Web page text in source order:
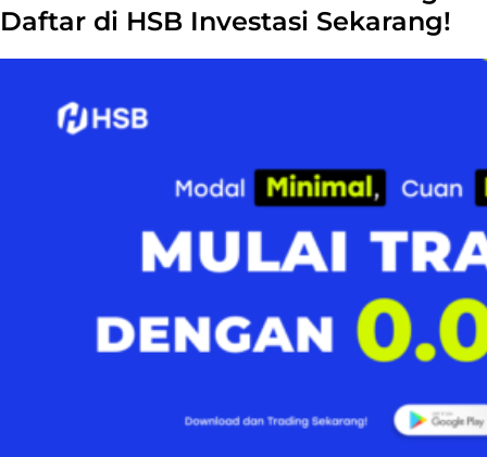
Daftar di HSB Investasi Sekarang!